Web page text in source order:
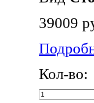
39009
Кол-во: